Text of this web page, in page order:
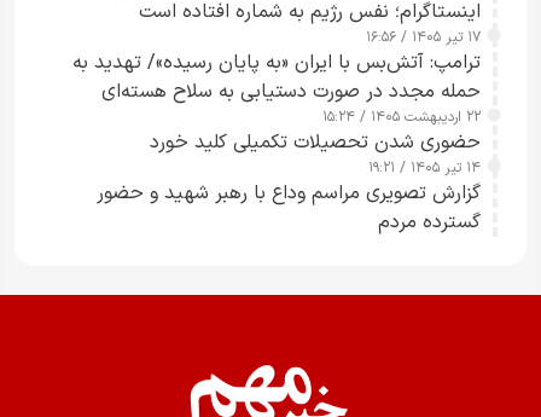
اینستاگرام؛ نفس رژیم به شماره افتاده است​
۱۷ تیر ۱۴۰۵ / ۱۶:۵۶
ترامپ: آتش‌بس با ایران «به پایان رسیده»/ تهدید به
حمله مجدد در صورت دستیابی به سلاح هسته‌ای
۲۲ اردیبهشت ۱۴۰۵ / ۱۵:۲۴
حضوری شدن تحصیلات تکمیلی کلید خورد
۱۴ تیر ۱۴۰۵ / ۱۹:۲۱
گزارش تصویری مراسم وداع با رهبر شهید و حضور
گسترده مردم